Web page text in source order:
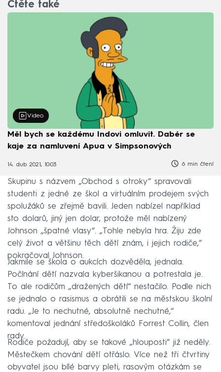
Čtěte také
Video
Měl bych se každému Indovi omluvit. Dabér se
kaje za namluvení Apua v Simpsonových
14. dub 2021, 10:03 6 min čtení
Skupinu s názvem „Obchod s otroky“ spravovali
studenti z jedné ze škol a virtuálním prodejem svých
spolužáků se zřejmě bavili. Jeden nabízel například
sto dolarů, jiný jen dolar, protože měl nabízený
Johnson „špatné vlasy“. „Tohle nebyla hra. Žiju zde
celý život a většinu těch dětí znám, i jejich rodiče,“
pokračoval Johnson.
Jakmile se škola o aukcích dozvěděla, jednala.
Počínání dětí nazvala kyberšikanou a potrestala je.
To ale rodičům „dražených dětí“ nestačilo. Podle nich
se jednalo o rasismus a obrátili se na městskou školní
radu. „Je to nechutné, absolutně nechutné,“
komentoval jednání středoškoláků Forrest Collin, člen
rady.
Rodiče požadují, aby se takové „hlouposti“ již neděly.
Městečkem chování dětí otřáslo. Více než tři čtvrtiny
obyvatel jsou bílé barvy pleti, rasovým otázkám se